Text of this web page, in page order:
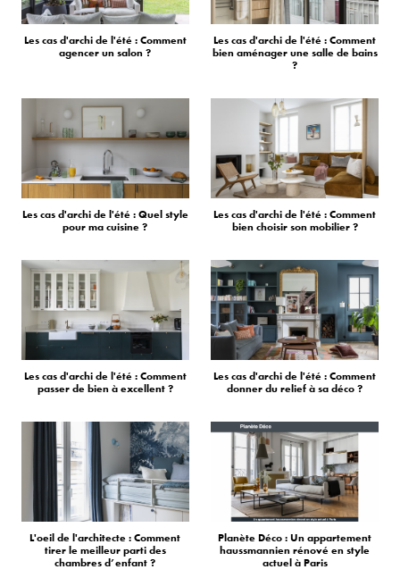
Les cas d'archi de l'été : Comment
agencer un salon ?
Les cas d'archi de l'été : Comment
bien aménager une salle de bains
?
Les cas d'archi de l'été : Quel style
pour ma cuisine ?
Les cas d'archi de l'été : Comment
bien choisir son mobilier ?
Les cas d'archi de l'été : Comment
passer de bien à excellent ?
Les cas d'archi de l'été : Comment
donner du relief à sa déco ?
L'oeil de l'architecte : Comment
tirer le meilleur parti des
chambres d’enfant ?
Planète Déco : Un appartement
haussmannien rénové en style
actuel à Paris